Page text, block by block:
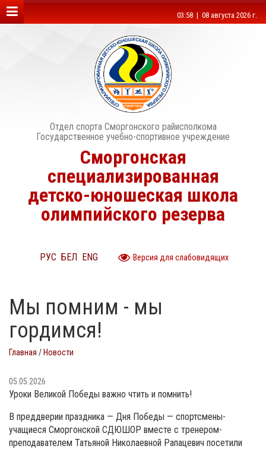
03:58 | 08 августа 2026 г.
Отдел спорта Сморгонского райисполкома
Государственное учебно-спортивное учреждение
Сморгонская
специализированная
детско-юношеская школа
олимпийского резерва
РУС БЕЛ ENG Версия для слабовидящих
Мы помним - мы
гордимся!
Главная / Новости
05.05.2026
Уроки Великой Победы важно чтить и помнить!
В преддверии праздника — Дня Победы — спортсмены-
учащиеся Сморгонской СДЮШОР вместе с тренером-
преподавателем Татьяной Николаевной Рапацевич посетили